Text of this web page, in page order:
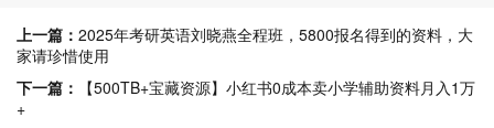
上一篇： 2025年考研英语刘晓燕全程班，5800报名得到的资料，大
家请珍惜使用
下一篇：
【500TB+宝藏资源】小红书0成本卖小学辅助资料月入1万
+